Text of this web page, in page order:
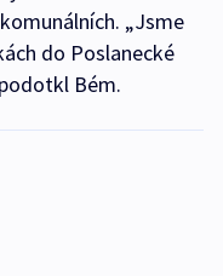
„Jsme
do Poslanecké
Bém.